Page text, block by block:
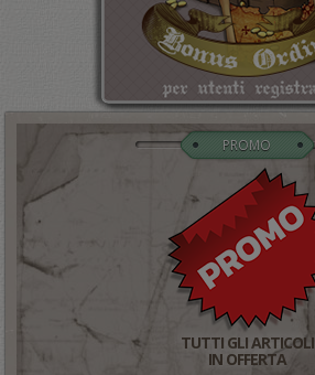
PROMO
TUTTI GLI ARTICOLI
IN OFFERTA